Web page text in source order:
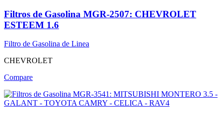
Filtros de Gasolina MGR-2507: CHEVROLET
ESTEEM 1.6
Filtro de Gasolina de Linea
CHEVROLET
Compare